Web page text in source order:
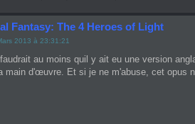
Fantasy: The 4 Heroes of Light
2013 à 23:31:21
au moins quil y ait eu une version
main d'œuvre. Et si je ne m'abuse, cet opus